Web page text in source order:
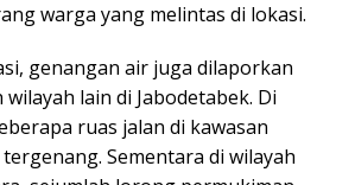
warga yang melintas di lokasi.
genangan air juga dilaporkan
lain di Jabodetabek. Di
ruas jalan di kawasan
Sementara di wilayah